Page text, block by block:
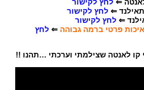
⇐ לחץ לקישור
⇐ לחץ לקישור
פרטי ברמה גבוהה ⇐ לחץ
קו לאנטה שצילמתי וערכתי …תהנו !!